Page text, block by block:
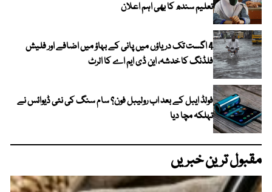
تعلیم سندھ کا بھی اہم اعلان
4 اگست تک دریاؤں میں پانی کے بہاؤ میں اضافے اور فلیش
فلڈنگ کا خدشہ، این ڈی ایم اے کا الرٹ
فولڈ ایبل کے بعد اب رولیبل فون؟ سام سنگ کی نئی ڈیوائس نے
تہلکہ مچا دیا
مقبول ترین خبریں